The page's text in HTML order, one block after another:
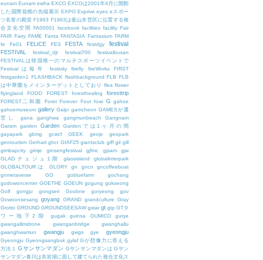
eunam Eunam ewha EXCO EXCOは2001年4月に開館
した国際規模の先端展示 EXPO Exprive eyes eスポー
ツ名誉の殿堂 F1963 F1963は釜山水営区に位置する複
合文化空間
FA00001 facebook facilities facility Fair
FAIR Fairy FAME Fanta FANTASIA Fantasium FARM
fe
Fe01 FELICE FES FESTA festdgy festival
FESTIVAL festival_djt festival700
festivalbusan
FESTIVALは韓国唯一のマルチスポーツイベントで
Festivalは毎年
festivity firefly fireWorks
FIRST
firstgarden1
FLASHBACK flashbackground FLB FLB
は中華圏をメインターゲットとしており
flea flower
flyingland
FOOD FOREST foresthealing foresttrip
FOREST二和園 Foret Forever Four fowi G gahoe
gahoemuseum gallery Galpi gamcheon GAMESが運
営し
gana ganghwa gangmunbeach
Gangnam
Garam
garden Garden
Gardenでは1ヶ月の間
gayapark
gbmg gcwcf GEEK geoje
geopark
geotourism Gerhart ghct GIAF25 giantsclub giff gil gill
gimbapcity
gimje ginsengfestival gjfmc gjsam
gjw
GLADチェジュ1階
glassisland
globalinterpark
GLOBALTOURは
GLORY gn gncn
gncoffeeboat
gnmetaverse
GO gobluefarm
gochang
godowoncenter GOETHE GOEUN gogung gokseong
Golf
gongju gongseri Goobne goryeong
gov
Gowoonsesang
goyang GRAND grandculture
Gray
Grotto GROUND GROUNDSEESAW gstar gt gtp GTタ
ワー地下2階
gugak guinsa GUMICO
gurye
gwangallimdrone
gwanganbridge
gwanghallu
gwanghwamun
gwangju gwgs gye gyeongju
Gyeongju Gyeongsangbuk gylaf Gが想像力に答える
方法１
Gサンサンマダン Gサンサンマダンは Gサン
サンマダン春川は衣岩湖に面して建てられた複合文化ス